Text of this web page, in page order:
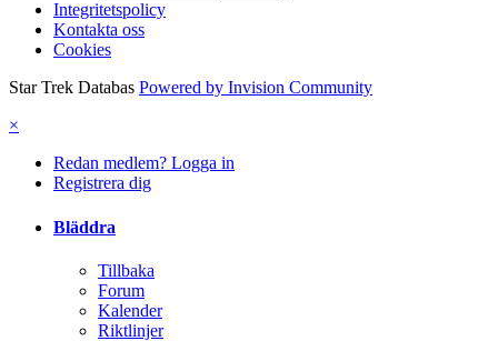
Integritetspolicy
Kontakta oss
Cookies
Star Trek Databas Powered by Invision Community
×
Redan medlem? Logga in
Registrera dig
Bläddra
Tillbaka
Forum
Kalender
Riktlinjer